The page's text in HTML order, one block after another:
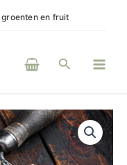
en fruit
Zoeken